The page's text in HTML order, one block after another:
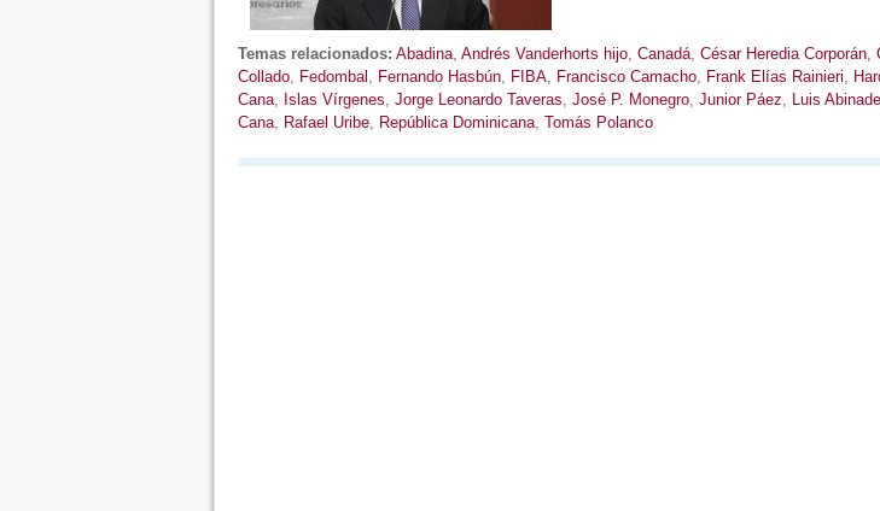
Temas relacionados: Abadina, Andrés Vanderhorts hijo, Canadá, César Heredia Corporán,
Collado, Fedombal , Fernando Hasbún, FIBA, Francisco Camacho, Frank Elías Rainieri,
Cana, Islas Vírgenes, Jorge Leonardo Taveras, José P. Monegro, Junior Páez, Luis
Cana, Rafael Uribe, República Dominicana, Tomás Polanco